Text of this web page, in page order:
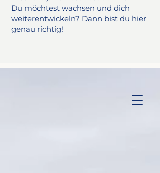
Du möchtest wachsen und dich
weiterentwickeln? Dann bist du hier
genau richtig!